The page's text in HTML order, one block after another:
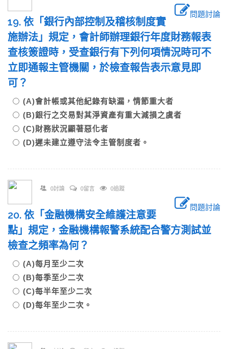
問題討論
19. 依「銀行內部控制及稽核制度實
施辦法」規定，會計師辦理銀行年度財務報表
查核簽證時，受查銀行有下列何項情況時可不
立即通報主管機關，於檢查報告表示意見即
可？
(A)會計帳或其他紀錄有缺漏，情節重大者
(B)銀行之交易對其淨資產有重大減損之虞者
(C)財務狀況顯著惡化者
(D)遲未建立遵守法令主管制度者。
0討論 0留言 0追蹤
問題討論
20. 依「金融機構安全維護注意要
點」規定，金融機構報警系統配合警方測試並
檢查之頻率為何？
(A)每月至少二次
(B)每季至少二次
(C)每半年至少二次
(D)每年至少二次。